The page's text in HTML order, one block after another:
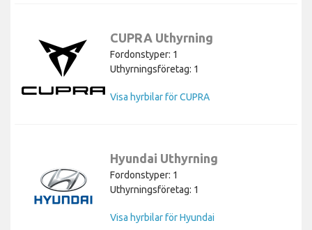
CUPRA Uthyrning
Fordonstyper: 1
Uthyrningsföretag: 1
Visa hyrbilar för CUPRA
Hyundai Uthyrning
Fordonstyper: 1
Uthyrningsföretag: 1
Visa hyrbilar för Hyundai